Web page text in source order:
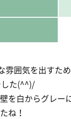
雰囲気を出すた
した(^^)/
を白からグレー
ね！